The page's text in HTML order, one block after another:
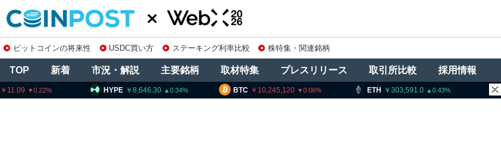
ビットコインの将来性 USDC買い方 ステーキング利率比較 株特集・関連銘柄
TOP 新着 市況・解説 主要銘柄 取材特集 プレスリリース 取引所比較 採用情報
BTC 10,245,120 0.06 ETH 303,591.0 XRP 163.73
HYPE 8,646.30 0.34